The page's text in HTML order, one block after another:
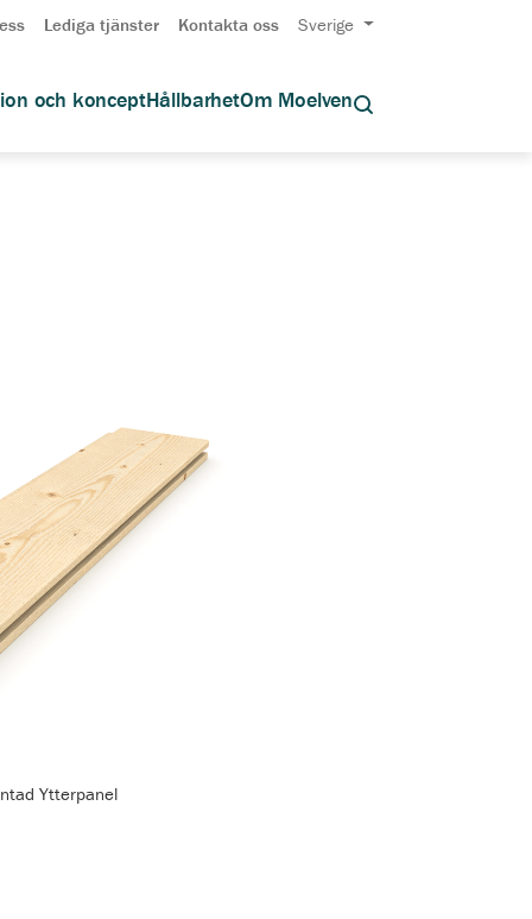
Lediga tjänster Kontakta oss Sverige
och konceptHållbarhetOm Moelven
Ytterpanel